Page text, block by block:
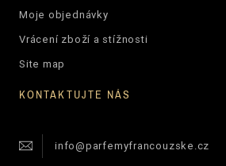
Moje objednávky
Vrácení zboží a stížnosti
Site map
KONTAKTUJTE NÁS
info@parfemyfrancouzske.cz